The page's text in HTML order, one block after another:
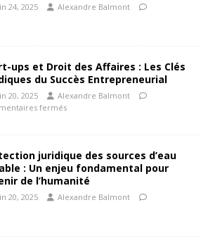
24, 2025
Alexandre Balmont
ups et Droit des Affaires : Les Clés
du Succès Entrepreneurial
20, 2025
Alexandre Balmont
fermés
juridique des sources d’eau
: Un enjeu fondamental pour
de l’humanité
20, 2025
Alexandre Balmont